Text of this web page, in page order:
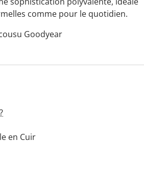
comme pour le quotidien.
Goodyear
en Cuir